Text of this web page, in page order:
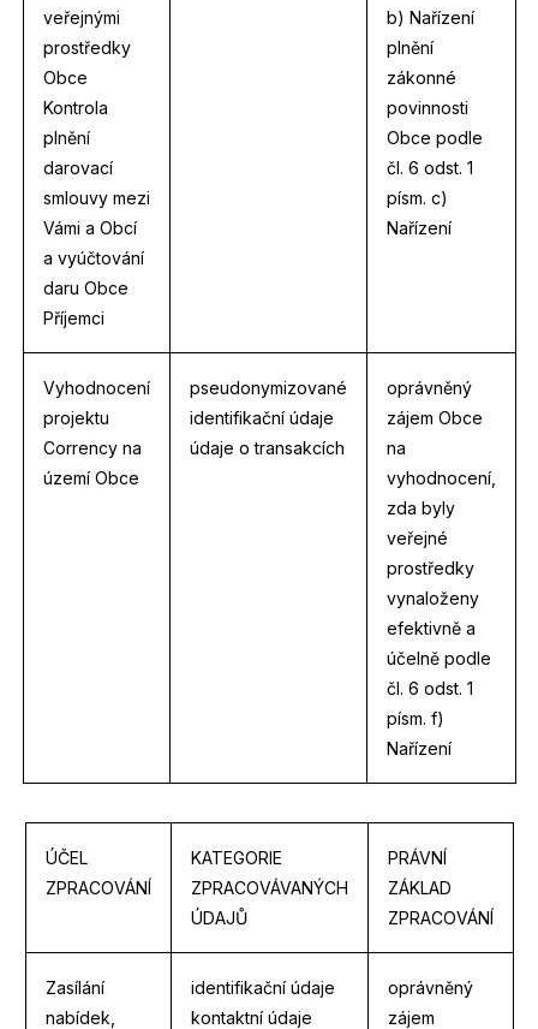
veřejnými
prostředky
Obce
Kontrola
plnění
darovací
smlouvy mezi
Vámi a Obcí
a vyúčtování
daru Obce
Příjemci
b) Nařízení
plnění
zákonné
povinnosti
Obce podle
čl. 6 odst. 1
písm. c)
Nařízení
Vyhodnocení
projektu
Corrency na
území Obce
pseudonymizované
identifikační údaje
údaje o transakcích
oprávněný
zájem Obce
na
vyhodnocení,
zda byly
veřejné
prostředky
vynaloženy
efektivně a
účelně podle
čl. 6 odst. 1
písm. f)
Nařízení
ÚČEL
ZPRACOVÁNÍ
KATEGORIE
ZPRACOVÁVANÝCH
ÚDAJŮ
PRÁVNÍ
ZÁKLAD
ZPRACOVÁNÍ
Zasílání
nabídek,
identifikační údaje
kontaktní údaje
oprávněný
zájem